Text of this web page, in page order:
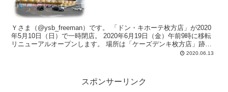
Ｙさま（@ysb_freeman）です。 「ドン・キホーテ枚方店」が2020
年5月10日（日）で一時閉店。 2020年6月19日（金）午前9時に移転
リニューアルオープンします。 場所は「ケーズデンキ枚方店」跡
2020.06.13
スポンサーリンク